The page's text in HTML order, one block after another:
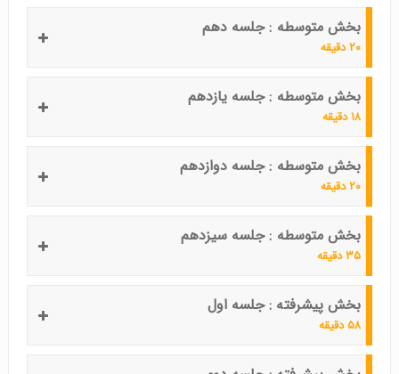
بخش متوسطه : جلسه دهم
۲۰ دقیقه
بخش متوسطه : جلسه یازدهم
۱۸ دقیقه
بخش متوسطه : جلسه دوازدهم
۲۰ دقیقه
بخش متوسطه : جلسه سیزدهم
۳۵ دقیقه
بخش پیشرفته : جلسه اول
۵۸ دقیقه